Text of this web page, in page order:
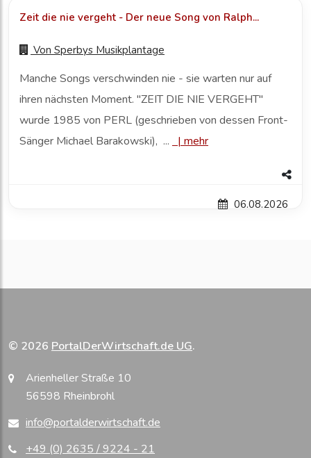
Zeit die nie vergeht - Der neue Song von Ralph...
Von Sperbys Musikplantage
Manche Songs verschwinden nie - sie warten nur auf
ihren nächsten Moment. "ZEIT DIE NIE VERGEHT"
wurde 1985 von PERL (geschrieben von dessen Front-
Sänger Michael Barakowski), ...
| mehr
06.08.2026
© 2026 PortalDerWirtschaft.de UG.
Arienheller Straße 10
56598 Rheinbrohl
info@portalderwirtschaft.de
+49 (0) 2635 / 9224 - 21